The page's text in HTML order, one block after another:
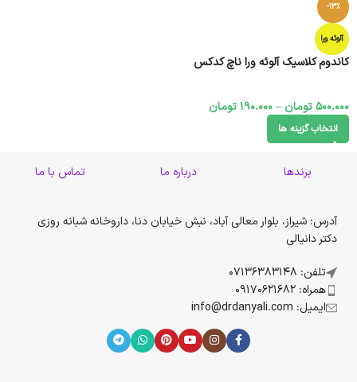
-13%
آلوئه ورا
کاندوم کلاسیک آلوئه ورا ناچ کدکس
500.000تومان –
190.000تومان
انتخاب گزینه ها
برندها درباره ما تماس با ما
آدرس: شیراز، بلوار معالی آباد، نبش خیابان دنا، داروخانه شبانه روزی
دکتر دانیالی
تلفن: 07136383148
همراه: 09170621682
ایمیل: info@drdanyali.com